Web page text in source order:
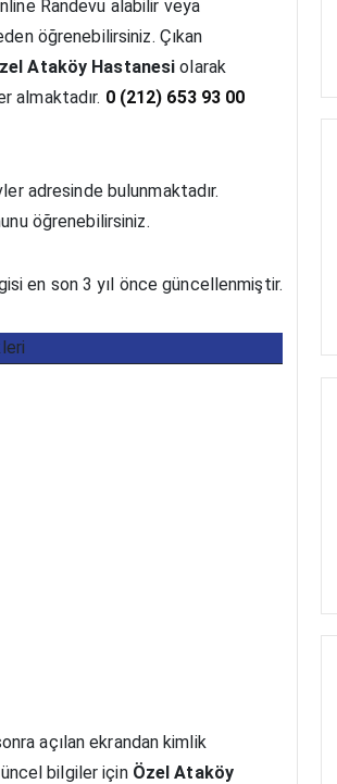
Randevu alabilir veya
öğrenebilirsiniz. Çıkan
Ataköy Hastanesi olarak
almaktadır. 0 (212) 653 93 00
adresinde bulunmaktadır.
öğrenebilirsiniz.
en son 3 yıl önce güncellenmiştir.
açılan ekrandan kimlik
bilgiler için Özel Ataköy